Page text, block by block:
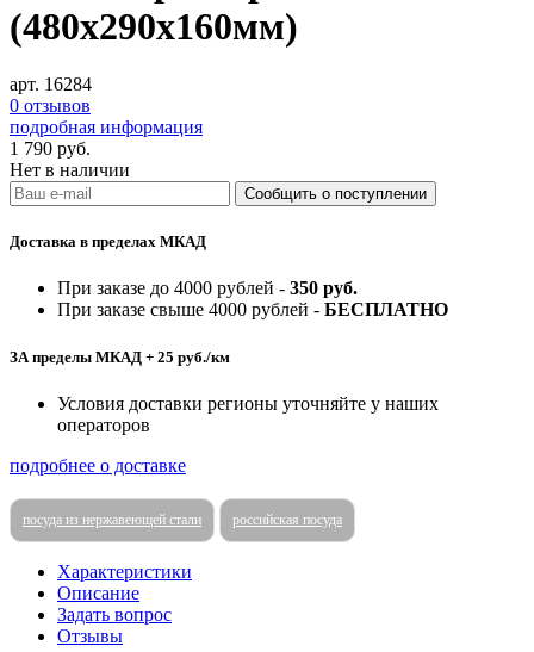
(480х290х160мм)
арт. 16284
0 отзывов
подробная информация
1 790 руб.
Нет в наличии
Доставка в пределах МКАД
При заказе до 4000 рублей - 350 руб.
При заказе свыше 4000 рублей - БЕСПЛАТНО
ЗА пределы МКАД + 25 руб./км
Условия доставки регионы уточняйте у наших
операторов
подробнее о доставке
посуда из нержавеющей стали российская посуда
Характеристики
Описание
Задать вопрос
Отзывы